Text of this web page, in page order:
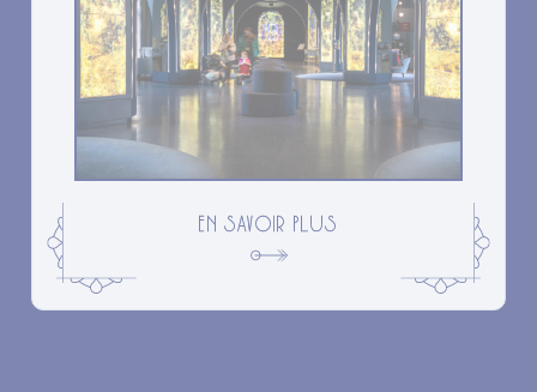
EN SAVOIR PLUS